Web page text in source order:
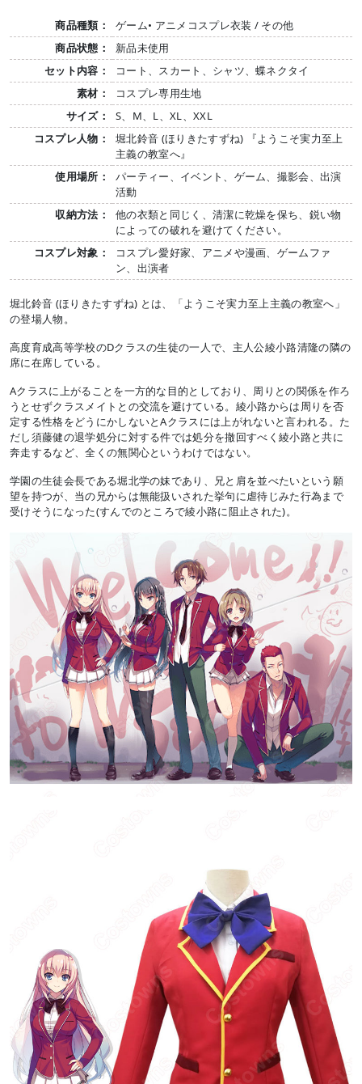
商品種類：
ゲーム• アニメコスプレ衣装 / その他
商品状態：
新品未使用
セット内容：
コート、スカート、シャツ、蝶ネクタイ
素材：
コスプレ専用生地
サイズ：
S、M、L、XL、XXL
コスプレ人物：
堀北鈴音 (ほりきたすずね) 『ようこそ実力至上
主義の教室へ』
使用場所：
パーティー、イベント、ゲーム、撮影会、出演
活動
収納方法：
他の衣類と同じく、清潔に乾燥を保ち、鋭い物
によっての破れを避けてください。
コスプレ対象：
コスプレ愛好家、アニメや漫画、ゲームファ
ン、出演者
堀北鈴音 (ほりきたすずね) とは、「ようこそ実力至上主義の教室へ」
の登場人物。
高度育成高等学校のDクラスの生徒の一人で、主人公綾小路清隆の隣の
席に在席している。
Aクラスに上がることを一方的な目的としており、周りとの関係を作ろ
うとせずクラスメイトとの交流を避けている。綾小路からは周りを否
定する性格をどうにかしないとAクラスには上がれないと言われる。た
だし須藤健の退学処分に対する件では処分を撤回すべく綾小路と共に
奔走するなど、全くの無関心というわけではない。
学園の生徒会長である堀北学の妹であり、兄と肩を並べたいという願
望を持つが、当の兄からは無能扱いされた挙句に虐待じみた行為まで
受けそうになった(すんでのところで綾小路に阻止された)。